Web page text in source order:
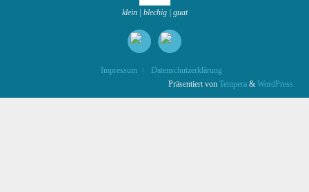
klein | blechig | guat
Impressum
Datenschutzerklärung
Präsentiert von Tempera & WordPress.